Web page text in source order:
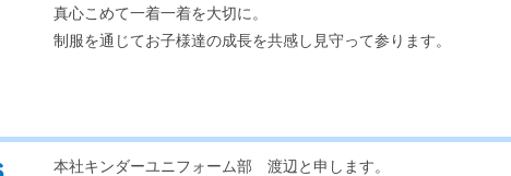
真心こめて一着一着を大切に。
制服を通じてお子様達の成長を共感し見守って参ります。
本社キンダーユニフォーム部 渡辺と申します。